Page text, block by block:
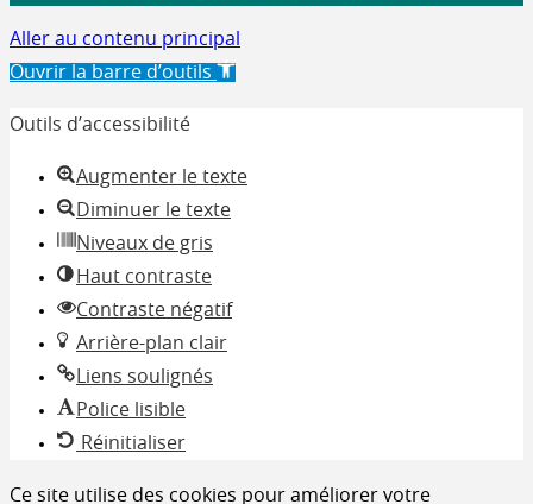
Aller au contenu principal
Ouvrir la barre d’outils
Outils d’accessibilité
Augmenter le texte
Diminuer le texte
Niveaux de gris
Haut contraste
Contraste négatif
Arrière-plan clair
Liens soulignés
Police lisible
Réinitialiser
Ce site utilise des cookies pour améliorer votre